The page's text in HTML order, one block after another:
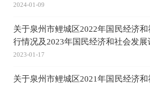
2024-01-09
关于泉州市鲤城区2022年国民经济
行情况及2023年国民经济和社会发
2023-01-17
关于泉州市鲤城区2021年国民经济